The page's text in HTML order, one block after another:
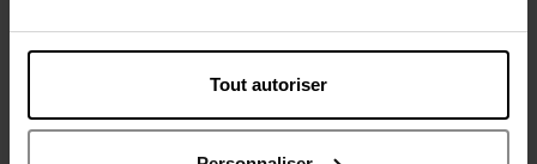
Tout autoriser
Vous aimerez peut-être